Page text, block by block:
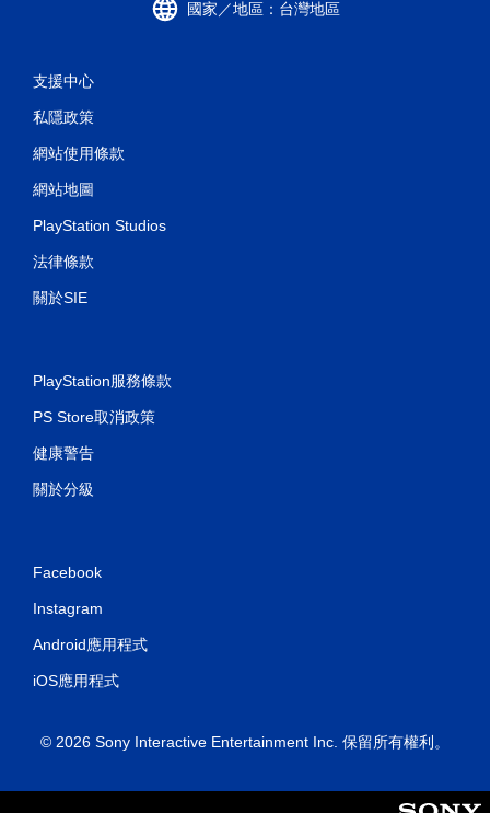
國家／地區：台灣地區
支援中心
私隱政策
網站使用條款
網站地圖
PlayStation Studios
法律條款
關於SIE
PlayStation服務條款
PS Store取消政策
健康警告
關於分級
Facebook
Instagram
Android應用程式
iOS應用程式
© 2026 Sony Interactive Entertainment Inc. 保留所有權利。